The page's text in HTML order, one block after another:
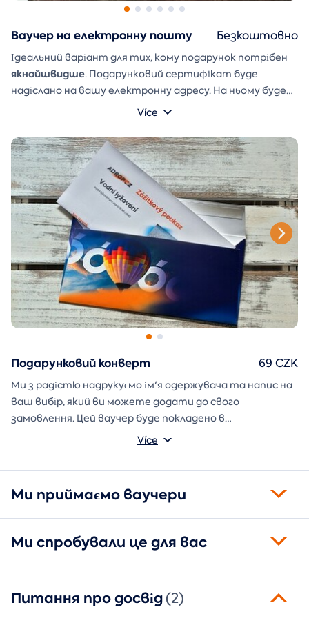
Ваучер на електронну пошту
Ідеальний варіант для тих, кому подарунок потрібен
якнайшвидше. Подарунковий сертифікат буде
надіслано на вашу електронну адресу. На ньому буде
ваше ім'я та напис, який ви можете написати
просто роздрукувати, вирізати та склеїти, також
буде надіслано в електронному листі.
Více
Безкоштовно
Подарунковий конверт
Ми з радістю надрукуємо ім'я одержувача та напис на
ваш вибір, який ви можете додати до свого
замовлення. Цей ваучер буде покладено в
подарунковий конверт і надіслано безпосередньо вам.
Více
69 CZK
Ми приймаємо ваучери
Ми спробували це для вас
Питання про досвід(2)